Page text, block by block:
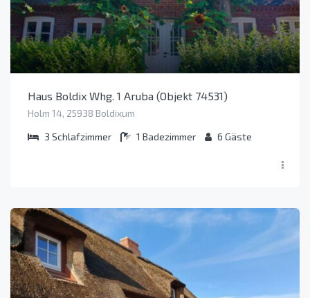
Haus Boldix Whg. 1 Aruba (Objekt 74531)
Holm 14, 25938 Boldixum
3 Schlafzimmer 1 Badezimmer 6 Gäste